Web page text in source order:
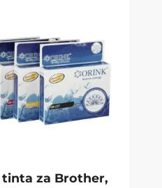
za Brother,